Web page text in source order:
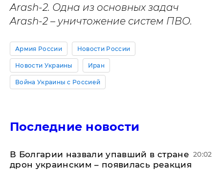
Arash-2. Одна из основных задач
Arash-2 – уничтожение систем ПВО.
Армия России Новости России
Новости Украины Иран
Война Украины с Россией
Последние новости
В Болгарии назвали упавший в стране
дрон украинским – появилась реакция
20:02